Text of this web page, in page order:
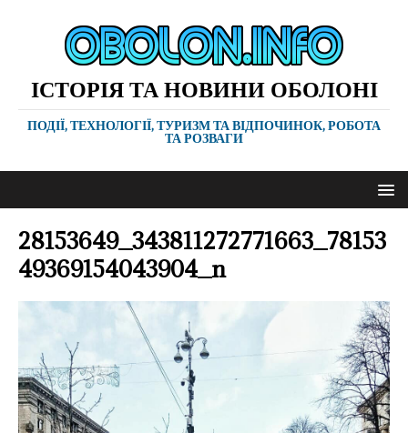
ІСТОРІЯ ТА НОВИНИ ОБОЛОНІ
ПОДІЇ, ТЕХНОЛОГІЇ, ТУРИЗМ ТА ВІДПОЧИНОК, РОБОТА
ТА РОЗВАГИ
28153649_343811272771663_78153
49369154043904_n